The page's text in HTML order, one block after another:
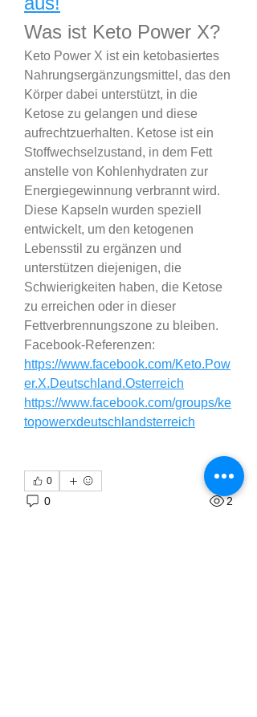
Was ist Keto Power X?
Keto Power X ist ein ketobasiertes
Nahrungsergänzungsmittel, das den
Körper dabei unterstützt, in die
Ketose zu gelangen und diese
aufrechtzuerhalten. Ketose ist ein
Stoffwechselzustand, in dem Fett
anstelle von Kohlenhydraten zur
Energiegewinnung verbrannt wird.
Diese Kapseln wurden speziell
entwickelt, um den ketogenen
Lebensstil zu ergänzen und
unterstützen diejenigen, die
Schwierigkeiten haben, die Ketose
zu erreichen oder in dieser
Fettverbrennungszone zu bleiben.
Facebook-Referenzen:
https://www.facebook.com/Keto.Pow
er.X.Deutschland.Osterreich
https://www.facebook.com/groups/ke
topowerxdeutschlandsterreich
0
0 2